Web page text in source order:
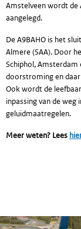
Amstelveen wordt de
aangelegd.
De A9BAHO is het
Almere (SAA). Door
Schiphol,
doorstroming en
Ook wordt de
inpassing van de weg
geluidmaatregelen.
Meer weten? Lees